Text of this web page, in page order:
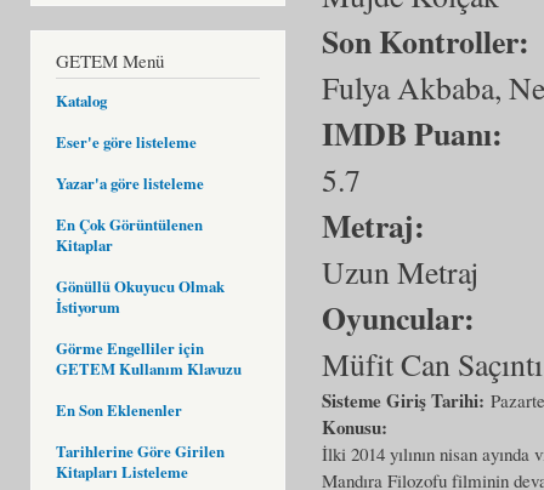
GETEM Menü
Katalog
Eser'e göre listeleme
Yazar'a göre listeleme
En Çok Görüntülenen
Kitaplar
Gönüllü Okuyucu Olmak
İstiyorum
Görme Engelliler için
GETEM Kullanım Klavuzu
En Son Eklenenler
Tarihlerine Göre Girilen
Kitapları Listeleme
Son Kontroller:
Fulya Akbaba,
IMDB Puanı:
5.7
Metraj:
Uzun Metraj
Oyuncular:
Müfit Can
Sisteme Giriş Tarihi:
Konusu:
İlki 2014 yılının nisan
Mandıra Filozofu filminin